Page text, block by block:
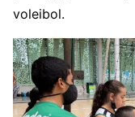
voleibol.